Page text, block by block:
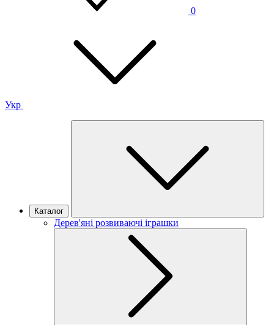
0
Укр
Каталог
Дерев'яні розвиваючі іграшки